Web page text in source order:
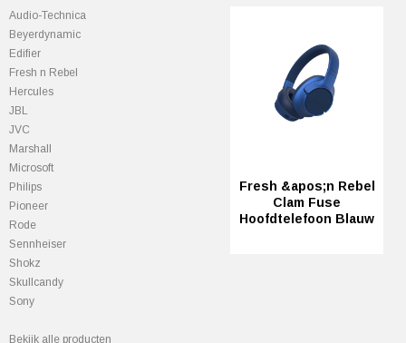
Audio-Technica
Beyerdynamic
Edifier
Fresh n Rebel
Hercules
JBL
JVC
Marshall
Microsoft
Philips
Pioneer
Rode
Sennheiser
Shokz
Skullcandy
Sony
Bekijk alle producten
Fresh &apos;n Rebel
Clam Fuse
Hoofdtelefoon Blauw